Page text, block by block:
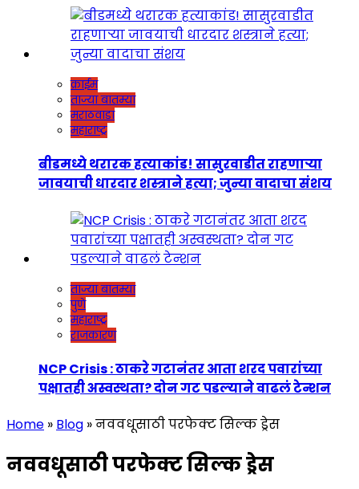
क्राईम
ताज्या बातम्या
मराठवाडा
महाराष्ट्र
बीडमध्ये थरारक हत्याकांड! सासुरवाडीत राहणाऱ्या
जावयाची धारदार शस्त्राने हत्या; जुन्या वादाचा संशय
ताज्या बातम्या
पुणे
महाराष्ट्र
राजकारण
NCP Crisis : ठाकरे गटानंतर आता शरद पवारांच्या
पक्षातही अस्वस्थता? दोन गट पडल्याने वाढलं टेन्शन
Home » Blog »नववधूसाठी परफेक्ट सिल्क ड्रेस
नववधूसाठी परफेक्ट सिल्क ड्रेस